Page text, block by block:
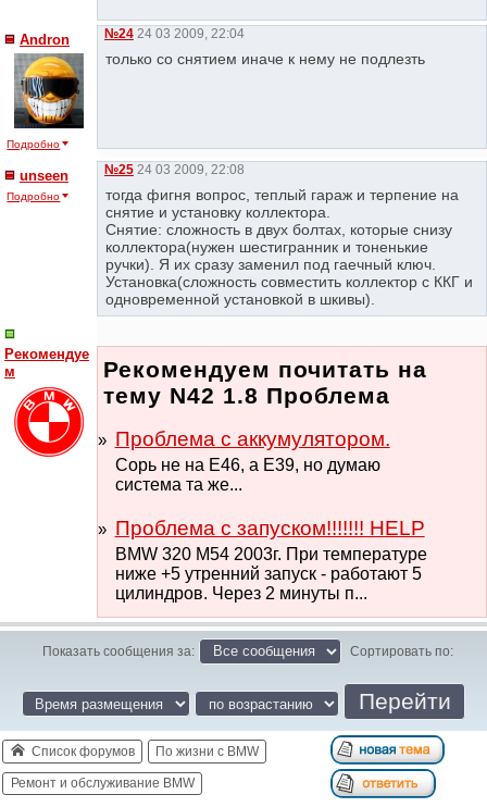
Andron
Подробно
№24 24 03 2009, 22:04
только со снятием иначе к нему не подлезть
unseen
Подробно
№25 24 03 2009, 22:08
тогда фигня вопрос, теплый гараж и терпение на
снятие и установку коллектора.
Снятие: сложность в двух болтах, которые снизу
коллектора(нужен шестигранник и тоненькие
ручки). Я их сразу заменил под гаечный ключ.
Установка(сложность совместить коллектор с ККГ и
одновременной установкой в шкивы).
Рекомендуе
м
Рекомендуем почитать на
тему N42 1.8 Проблема
Проблема с аккумулятором.
Сорь не на E46, а E39, но думаю
система та же...
Проблема с запуском!!!!!!! HELP
BMW 320 M54 2003г. При температуре
ниже +5 утренний запуск - работают 5
цилиндров. Через 2 минуты п...
Показать сообщения за: Сортировать по:
Список форумов По жизни с BMW
Ремонт и обслуживание BMW